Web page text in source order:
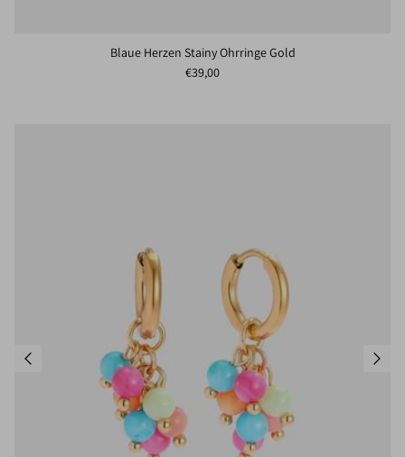
Blaue Herzen Stainy Ohrringe Gold
Normaler Preis
€39,00